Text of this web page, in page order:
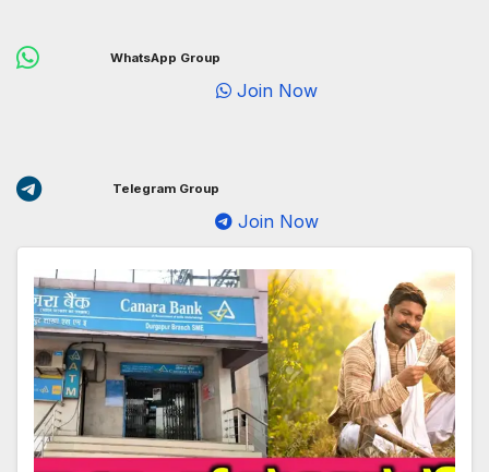
WhatsApp Group
Join Now
Telegram Group
Join Now